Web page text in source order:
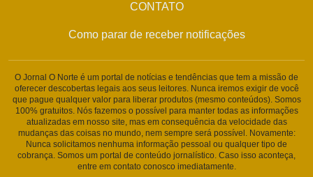
CONTATO
Como parar de receber notificações
O Jornal O Norte é um portal de notícias e tendências que tem a missão de
oferecer descobertas legais aos seus leitores. Nunca iremos exigir de você
que pague qualquer valor para liberar produtos (mesmo conteúdos). Somos
100% gratuitos. Nós fazemos o possível para manter todas as informações
atualizadas em nosso site, mas em consequência da velocidade das
mudanças das coisas no mundo, nem sempre será possível. Novamente:
Nunca solicitamos nenhuma informação pessoal ou qualquer tipo de
cobrança. Somos um portal de conteúdo jornalístico. Caso isso aconteça,
entre em contato conosco imediatamente.